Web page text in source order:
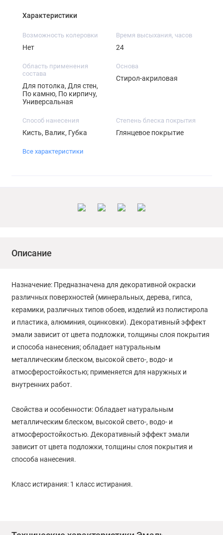
Характеристики
Возможность колеровки
Нет
Время высыхания, часов
24
Область применения
состава
Для потолка, Для стен,
По камню, По кирпичу,
Универсальная
Основа
Стирол-акриловая
Способ нанесения
Кисть, Валик, Губка
Степень блеска покрытия
Глянцевое покрытие
Все характеристики
Описание
Назначение: Предназначена для декоративной окраски
различных поверхностей (минеральных, дерева, гипса,
керамики, различных типов обоев, изделий из полистирола
и пластика, алюминия, оцинковки). Декоративный эффект
эмали зависит от цвета подложки, толщины слоя покрытия
и способа нанесения; oбладает натуральным
металлическим блеском, высокой свето-, водо- и
атмосферостойкостью; применяется для наружных и
внутренних работ.
Свойства и особенности: Обладает натуральным
металлическим блеском, высокой свето-, водо- и
атмосферостойкостью. Декоративный эффект эмали
зависит от цвета подложки, толщины слоя покрытия и
способа нанесения.
Класс истирания: 1 класс истирания.